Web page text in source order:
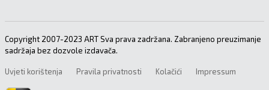
Copyright 2007-2023 ART Sva prava zadržana. Zabranjeno preuzimanje
sadržaja bez dozvole izdavača.
Uvjeti korištenja Pravila privatnosti Kolačići Impressum